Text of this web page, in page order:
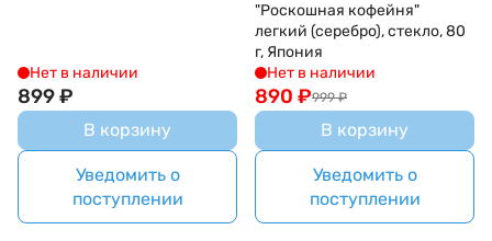
Нет в наличии
899₽
В корзину
Уведомить о
поступлении
"Роскошная кофейня"
легкий (серебро), стекло, 80
г, Япония
Нет в наличии
999 ₽
890 ₽
В корзину
Уведомить о
поступлении